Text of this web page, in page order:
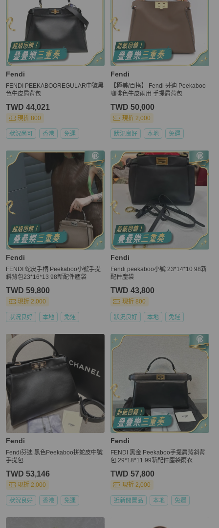
Fendi
FENDI PEEKABOOREGULAR中號黑
色牛皮肩背包
TWD 44,021
現折 800
狀況尚可 香港 免運
Fendi
【極美/百搭】 Fendi 芬迪 Peekaboo
咖啡色牛皮兩用 手提肩背包
TWD 50,000
現折 2,000
狀況良好 本地 免運
Fendi
FENDI 蛇皮手柄 Peekaboo小號手提
斜背包23*16*13 98新配件塵袋
TWD 59,800
現折 2,000
狀況良好 本地 免運
Fendi
Fendi peekaboo小號 23*14*10 98新
配件塵袋
TWD 43,800
現折 800
狀況良好 本地 免運
Fendi
Fendi芬迪 黑色Peekaboo拼蛇皮中號
手提包
TWD 53,146
現折 2,000
狀況良好 香港 免運
Fendi
FENDI 黑金 Peekaboo手提肩背斜背
包 29*18*11 99新配件塵袋雨衣
TWD 57,800
現折 2,000
近新閒置品 本地 免運